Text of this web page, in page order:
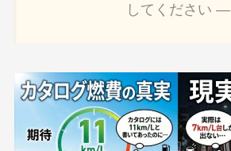
してください ―